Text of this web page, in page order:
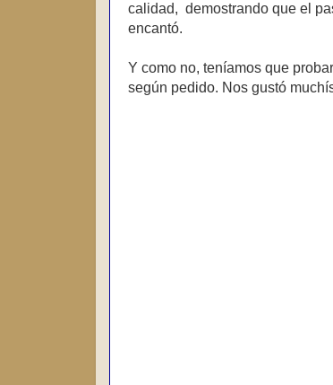
calidad, demostrando que el
encantó.
Y como no, teníamos que
según pedido. Nos gustó